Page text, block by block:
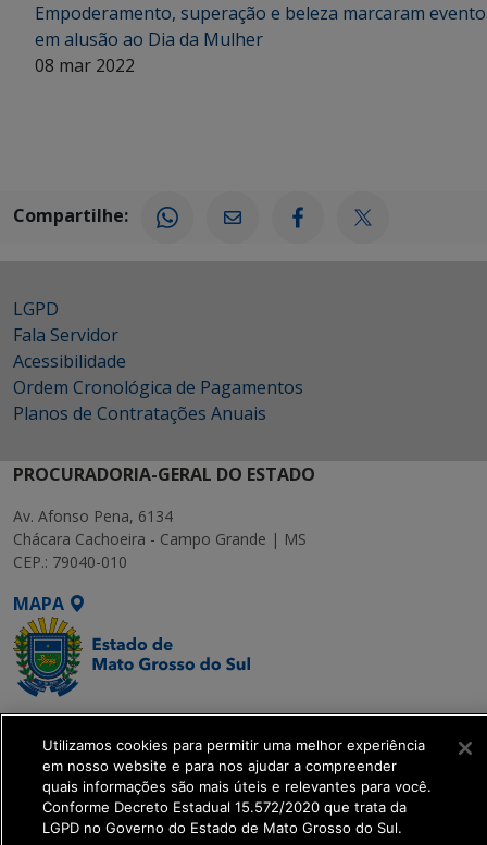
Empoderamento, superação e beleza marcaram evento
em alusão ao Dia da Mulher
08 mar 2022
Compartilhe:
LGPD
Fala Servidor
Acessibilidade
Ordem Cronológica de Pagamentos
Planos de Contratações Anuais
PROCURADORIA-GERAL DO ESTADO
Av. Afonso Pena, 6134
Chácara Cachoeira - Campo Grande | MS
CEP.: 79040-010
MAPA
SETDIG | Secretaria-
Executiva de
Transformação Digital
get_footer();
Utilizamos cookies para permitir uma melhor experiência
em nosso website e para nos ajudar a compreender
quais informações são mais úteis e relevantes para você.
Conforme Decreto Estadual 15.572/2020 que trata da
LGPD no Governo do Estado de Mato Grosso do Sul.